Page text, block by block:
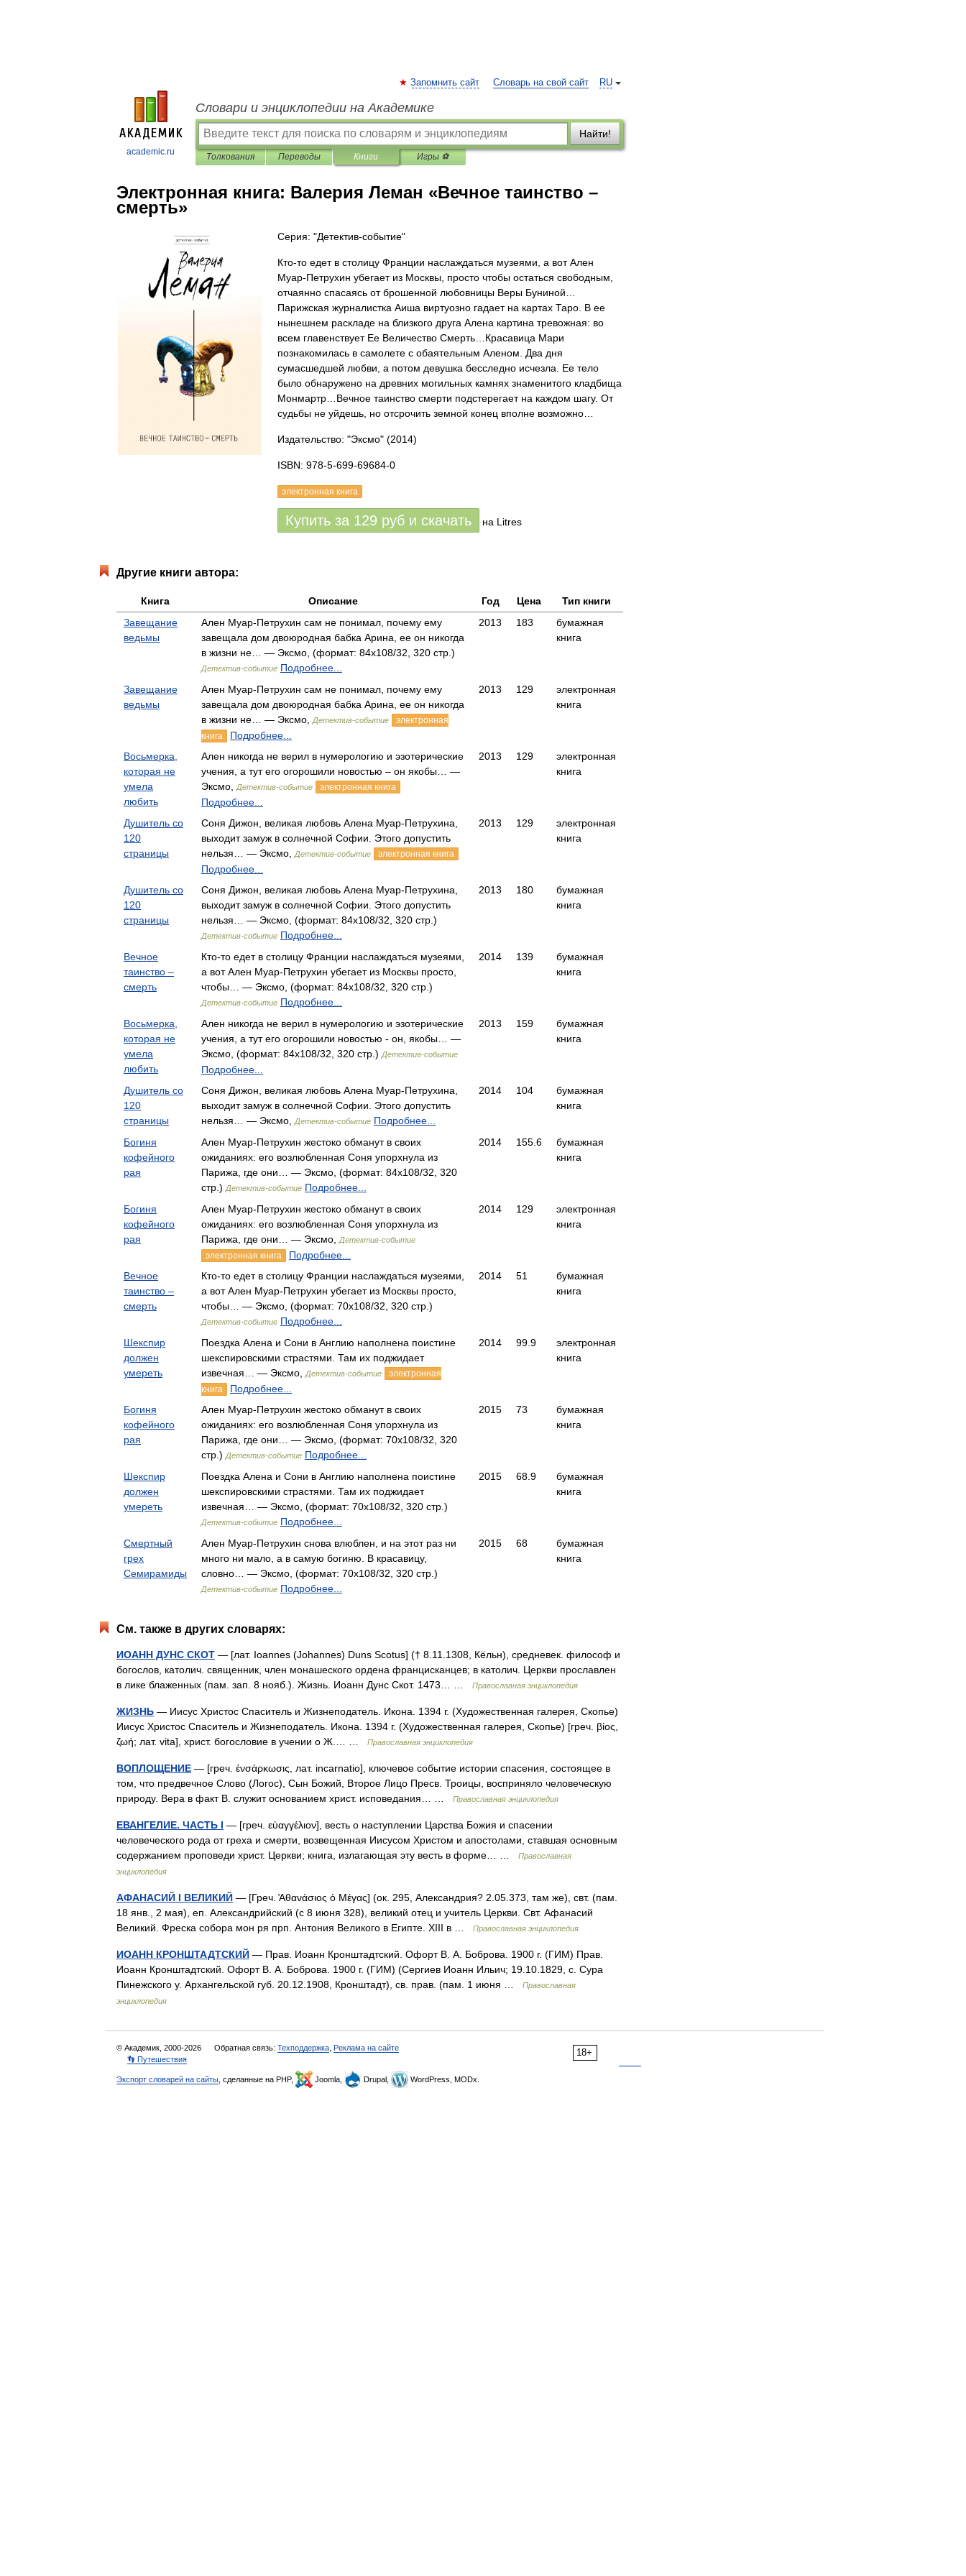
academic.ru
RU
Запомнить сайт Словарь на свой сайт
Словари и энциклопедии на Академике
Найти!
Толкования Переводы Книги Игры ⚽
Электронная книга: Валерия Леман «Вечное таинство –
смерть»
Серия: "Детектив-событие"
Кто-то едет в столицу Франции наслаждаться музеями, а вот Ален
Муар-Петрухин убегает из Москвы, просто чтобы остаться свободным,
отчаянно спасаясь от брошенной любовницы Веры Буниной…
Парижская журналистка Аиша виртуозно гадает на картах Таро. В ее
нынешнем раскладе на близкого друга Алена картина тревожная: во
всем главенствует Ее Величество Смерть…Красавица Мари
познакомилась в самолете с обаятельным Аленом. Два дня
сумасшедшей любви, а потом девушка бесследно исчезла. Ее тело
было обнаружено на древних могильных камнях знаменитого кладбища
Монмартр…Вечное таинство смерти подстерегает на каждом шагу. От
судьбы не уйдешь, но отсрочить земной конец вполне возможно…
Издательство: "Эксмо" (2014)
ISBN: 978-5-699-69684-0
электронная книга
Купить за 129 руб и скачать на Litres
Другие книги автора:
Книга Описание Год Цена
Тип книги
Завещание
ведьмы
Ален Муар-Петрухин сам не понимал, почему ему
завещала дом двоюродная бабка Арина, ее он никогда
в жизни не… — Эксмо, (формат: 84x108/32, 320 стр.)
Детектив-событие Подробнее...
2013 183
бумажная
книга
Завещание
ведьмы
Ален Муар-Петрухин сам не понимал, почему ему
завещала дом двоюродная бабка Арина, ее он никогда
в жизни не… — Эксмо,
Детектив-событие
электронная
книга
Подробнее...
2013 129
электронная
книга
Восьмерка,
которая не
умела
любить
Ален никогда не верил в нумерологию и эзотерические
учения, а тут его огорошили новостью – он якобы… —
Эксмо,
Детектив-событие электронная книга
Подробнее...
2013 129
электронная
книга
Душитель со
120
страницы
Соня Дижон, великая любовь Алена Муар-Петрухина,
выходит замуж в солнечной Софии. Этого допустить
нельзя… — Эксмо,
Детектив-событие электронная книга
Подробнее...
2013 129
электронная
книга
Душитель со
120
страницы
Соня Дижон, великая любовь Алена Муар-Петрухина,
выходит замуж в солнечной Софии. Этого допустить
нельзя… — Эксмо, (формат: 84x108/32, 320 стр.)
Детектив-событие Подробнее...
2013 180
бумажная
книга
Вечное
таинство –
смерть
Кто-то едет в столицу Франции наслаждаться музеями,
а вот Ален Муар-Петрухин убегает из Москвы просто,
чтобы… — Эксмо, (формат: 84x108/32, 320 стр.)
Детектив-событие Подробнее...
2014 139
бумажная
книга
Восьмерка,
которая не
умела
любить
Ален никогда не верил в нумерологию и эзотерические
учения, а тут его огорошили новостью - он, якобы… —
Эксмо, (формат: 84x108/32, 320 стр.) Детектив-событие
Подробнее...
2013 159
бумажная
книга
Душитель со
120
страницы
Соня Дижон, великая любовь Алена Муар-Петрухина,
выходит замуж в солнечной Софии. Этого допустить
нельзя… — Эксмо,
Детектив-событие Подробнее...
2014 104
бумажная
книга
Богиня
кофейного
рая
Ален Муар-Петрухин жестоко обманут в своих
ожиданиях: его возлюбленная Соня упорхнула из
Парижа, где они… — Эксмо, (формат: 84x108/32, 320
стр.) Детектив-событие Подробнее...
2014 155.6
бумажная
книга
Богиня
кофейного
рая
Ален Муар-Петрухин жестоко обманут в своих
ожиданиях: его возлюбленная Соня упорхнула из
Парижа, где они… — Эксмо,
Детектив-событие
электронная книга Подробнее...
2014 129
электронная
книга
Вечное
таинство –
смерть
Кто-то едет в столицу Франции наслаждаться музеями,
а вот Ален Муар-Петрухин убегает из Москвы просто,
чтобы… — Эксмо, (формат: 70x108/32, 320 стр.)
Детектив-событие Подробнее...
2014 51
бумажная
книга
Шекспир
должен
умереть
Поездка Алена и Сони в Англию наполнена поистине
шекспировскими страстями. Там их поджидает
извечная… — Эксмо,
Детектив-событие
электронная
книга
Подробнее...
2014 99.9
электронная
книга
Богиня
кофейного
рая
Ален Муар-Петрухин жестоко обманут в своих
ожиданиях: его возлюбленная Соня упорхнула из
Парижа, где они… — Эксмо, (формат: 70x108/32, 320
стр.) Детектив-событие Подробнее...
2015 73
бумажная
книга
Шекспир
должен
умереть
Поездка Алена и Сони в Англию наполнена поистине
шекспировскими страстями. Там их поджидает
извечная… — Эксмо, (формат: 70x108/32, 320 стр.)
Детектив-событие Подробнее...
2015 68.9
бумажная
книга
Смертный
грех
Семирамиды
Ален Муар-Петрухин снова влюблен, и на этот раз ни
много ни мало, а в самую богиню. В красавицу,
словно… — Эксмо, (формат: 70x108/32, 320 стр.)
Детектив-событие Подробнее...
2015 68
бумажная
книга
См. также в других словарях:
ИОАНН ДУНС СКОТ — [лат. Ioannes (Johannes) Duns Scotus] († 8.11.1308, Кёльн), средневек. философ и
богослов, католич. священник, член монашеского ордена францисканцев; в католич. Церкви прославлен
в лике блаженных (пам. зап. 8 нояб.). Жизнь. Иоанн Дунс Скот. 1473… …
Православная энциклопедия
ЖИЗНЬ — Иисус Христос Спаситель и Жизнеподатель. Икона. 1394 г. (Художественная галерея, Скопье)
Иисус Христос Спаситель и Жизнеподатель. Икона. 1394 г. (Художественная галерея, Скопье) [греч. βίος,
ζωή; лат. vita], христ. богословие в учении о Ж.… …
Православная энциклопедия
ВОПЛОЩЕНИЕ — [греч. ἐνσάρκωσις, лат. incarnatio], ключевое событие истории спасения, состоящее в
том, что предвечное Слово (Логос), Сын Божий, Второе Лицо Пресв. Троицы, восприняло человеческую
природу. Вера в факт В. служит основанием христ. исповедания… …
Православная энциклопедия
ЕВАНГЕЛИЕ. ЧАСТЬ I — [греч. εὐαγγέλιον], весть о наступлении Царства Божия и спасении
человеческого рода от греха и смерти, возвещенная Иисусом Христом и апостолами, ставшая основным
содержанием проповеди христ. Церкви; книга, излагающая эту весть в форме… …
Православная
энциклопедия
АФАНАСИЙ I ВЕЛИКИЙ — [Греч. ̓Αθανάσιος ὁ Μέγας] (ок. 295, Александрия? 2.05.373, там же), cвт. (пам.
18 янв., 2 мая), еп. Александрийский (с 8 июня 328), великий отец и учитель Церкви. Свт. Афанасий
Великий. Фреска собора мон ря прп. Антония Великого в Египте. XIII в …
Православная энциклопедия
ИОАНН КРОНШТАДТСКИЙ — Прав. Иоанн Кронштадтский. Офорт В. А. Боброва. 1900 г. (ГИМ) Прав.
Иоанн Кронштадтский. Офорт В. А. Боброва. 1900 г. (ГИМ) (Сергиев Иоанн Ильич; 19.10.1829, с. Сура
Пинежского у. Архангельской губ. 20.12.1908, Кронштадт), св. прав. (пам. 1 июня …
Православная
энциклопедия
18+
© Академик, 2000-2026 Обратная связь: Техподдержка Реклама на сайте
👣 Путешествия
Экспорт словарей на сайты , сделанные на PHP, Joomla, Drupal, WordPress, MODx.